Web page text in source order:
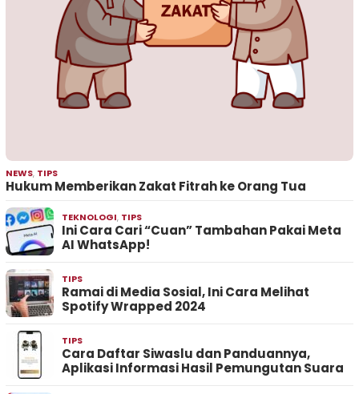
NEWS, TIPS
Hukum Memberikan Zakat Fitrah ke Orang Tua
TEKNOLOGI, TIPS
Ini Cara Cari “Cuan” Tambahan Pakai Meta
AI WhatsApp!
TIPS
Ramai di Media Sosial, Ini Cara Melihat
Spotify Wrapped 2024
TIPS
Cara Daftar Siwaslu dan Panduannya,
Aplikasi Informasi Hasil Pemungutan Suara